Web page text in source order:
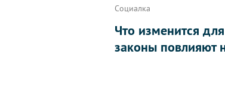
Социалка
Что изменится
законы повлияют